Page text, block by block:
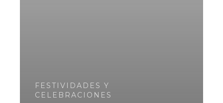
FESTIVIDADES Y
CELEBRACIONES